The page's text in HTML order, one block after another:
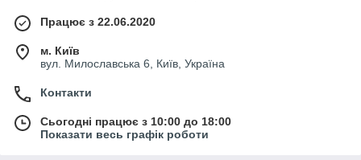
Працює з 22.06.2020
м. Київ
вул. Милославська 6, Київ, Україна
Контакти
Сьогодні працює з 10:00 до 18:00
Показати весь графік роботи